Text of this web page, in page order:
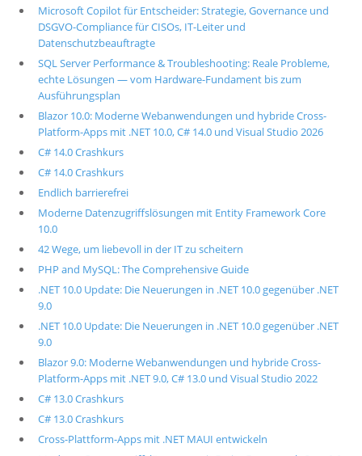
Microsoft Copilot für Entscheider: Strategie, Governance und
DSGVO-Compliance für CISOs, IT-Leiter und
Datenschutzbeauftragte
SQL Server Performance & Troubleshooting: Reale Probleme,
echte Lösungen — vom Hardware-Fundament bis zum
Ausführungsplan
Blazor 10.0: Moderne Webanwendungen und hybride Cross-
Platform-Apps mit .NET 10.0, C# 14.0 und Visual Studio 2026
C# 14.0 Crashkurs
C# 14.0 Crashkurs
Endlich barrierefrei
Moderne Datenzugriffslösungen mit Entity Framework Core
10.0
42 Wege, um liebevoll in der IT zu scheitern
PHP and MySQL: The Comprehensive Guide
.NET 10.0 Update: Die Neuerungen in .NET 10.0 gegenüber .NET
9.0
.NET 10.0 Update: Die Neuerungen in .NET 10.0 gegenüber .NET
9.0
Blazor 9.0: Moderne Webanwendungen und hybride Cross-
Platform-Apps mit .NET 9.0, C# 13.0 und Visual Studio 2022
C# 13.0 Crashkurs
C# 13.0 Crashkurs
Cross-Plattform-Apps mit .NET MAUI entwickeln